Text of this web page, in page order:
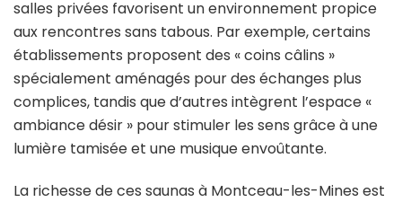
salles privées favorisent un environnement propice
aux rencontres sans tabous. Par exemple, certains
établissements proposent des « coins câlins »
spécialement aménagés pour des échanges plus
complices, tandis que d’autres intègrent l’espace «
ambiance désir » pour stimuler les sens grâce à une
lumière tamisée et une musique envoûtante.
La richesse de ces saunas à Montceau-les-Mines est